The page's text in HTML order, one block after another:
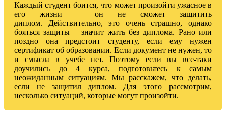
Каждый студент боится, что может произойти ужасное в
его жизни – он не сможет защитить
диплом. Действительно, это очень страшно, однако
бояться защиты – значит жить без диплома. Рано или
поздно она предстоит студенту, если ему нужен
сертификат об образовании. Если документ не нужен, то
и смысла в учебе нет. Поэтому если вы все-таки
доучились до 4 курса, подготовьтесь к самым
неожиданным ситуациям. Мы расскажем, что делать,
если не защитил диплом. Для этого рассмотрим,
несколько ситуаций, которые могут произойти.